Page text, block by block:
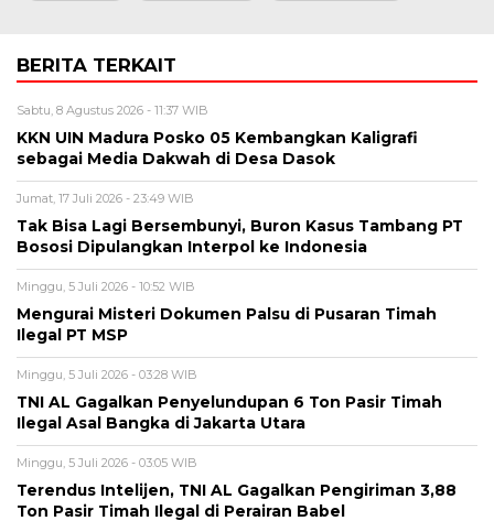
BERITA TERKAIT
Sabtu, 8 Agustus 2026 - 11:37 WIB
KKN UIN Madura Posko 05 Kembangkan Kaligrafi
sebagai Media Dakwah di Desa Dasok
Jumat, 17 Juli 2026 - 23:49 WIB
Tak Bisa Lagi Bersembunyi, Buron Kasus Tambang PT
Bososi Dipulangkan Interpol ke Indonesia
Minggu, 5 Juli 2026 - 10:52 WIB
Mengurai Misteri Dokumen Palsu di Pusaran Timah
Ilegal PT MSP
Minggu, 5 Juli 2026 - 03:28 WIB
TNI AL Gagalkan Penyelundupan 6 Ton Pasir Timah
Ilegal Asal Bangka di Jakarta Utara
Minggu, 5 Juli 2026 - 03:05 WIB
Terendus Intelijen, TNI AL Gagalkan Pengiriman 3,88
Ton Pasir Timah Ilegal di Perairan Babel